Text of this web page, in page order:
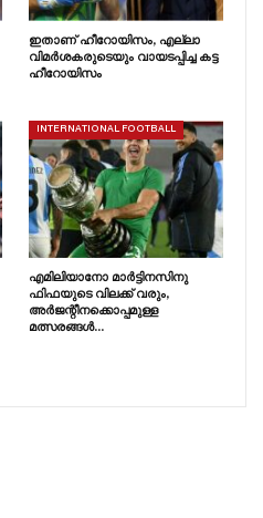
ഇതാണ് ഹീറോയിസം, എല്ലാ
വിമർശകരുടെയും വായടപ്പിച്ച കട്ട
ഹീറോയിസം
INTERNATIONAL FOOTBALL
എമിലിയാനോ മാർട്ടിനസിനു
ഫിഫയുടെ വിലക്ക് വരും,
അർജന്റീനക്കൊപ്പമുള്ള
മത്സരങ്ങൾ…